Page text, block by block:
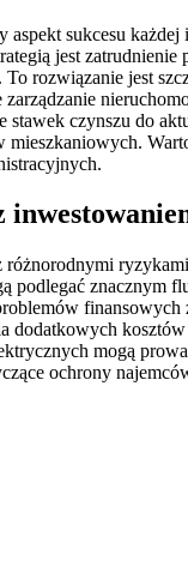
aspekt sukcesu
jest
rozwiązanie jest
czynszu do
podlegać znacznym
dodatkowych
mogą
ochrony